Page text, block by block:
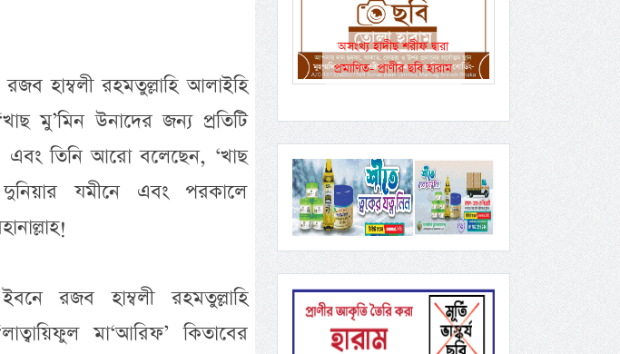
হাম্বলী রহমতুল্লাহি আলাইহি
মু’মিন উনাদের জন্য প্রতিটি
এবং তিনি আরো বলেছেন, ‘খাছ
যমীনে এবং পরকালে
রজব হাম্বলী রহমতুল্লাহি
মা‘আরিফ’ কিতাবের
একই রানওয়েতে সামরিক-
বেসামরিক ফ্লাইট!